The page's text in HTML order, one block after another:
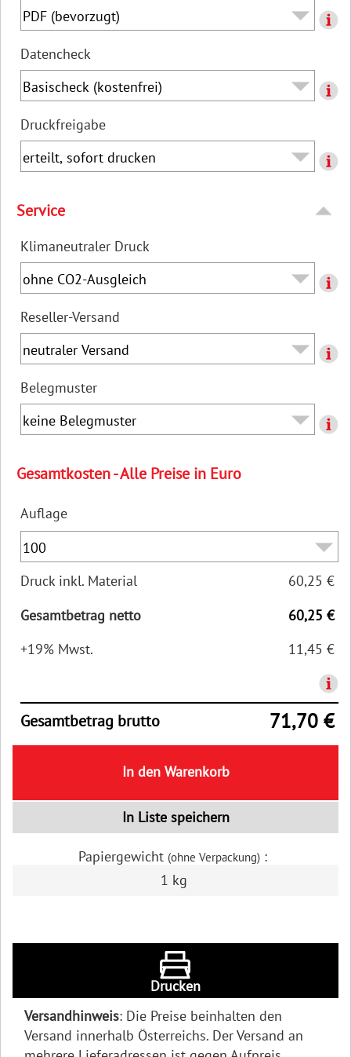
Datencheck
Druckfreigabe
Service
Klimaneutraler Druck
Reseller-Versand
Belegmuster
Gesamtkosten - Alle Preise in Euro
Auflage
Druck inkl. Material
60,25 €
Gesamtbetrag netto
60,25 €
+19% Mwst.
11,45 €
Gesamtbetrag brutto 71,70 €
In den Warenkorb
In Liste speichern
Papiergewicht (ohne Verpackung):
1 kg
Drucken
Versandhinweis: Die Preise beinhalten den
Versand innerhalb Österreichs. Der Versand an